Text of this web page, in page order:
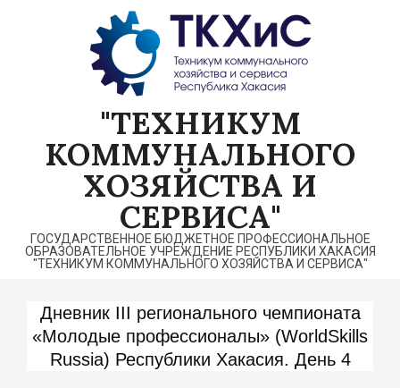
"ТЕХНИКУМ
КОММУНАЛЬНОГО
ХОЗЯЙСТВА И
СЕРВИСА"
ГОСУДАРСТВЕННОЕ БЮДЖЕТНОЕ ПРОФЕССИОНАЛЬНОЕ
ОБРАЗОВАТЕЛЬНОЕ УЧРЕЖДЕНИЕ РЕСПУБЛИКИ ХАКАСИЯ
"ТЕХНИКУМ КОММУНАЛЬНОГО ХОЗЯЙСТВА И СЕРВИСА"
Дневник III регионального чемпионата
«Молодые профессионалы» (WorldSkills
Russia) Республики Хакасия. День 4